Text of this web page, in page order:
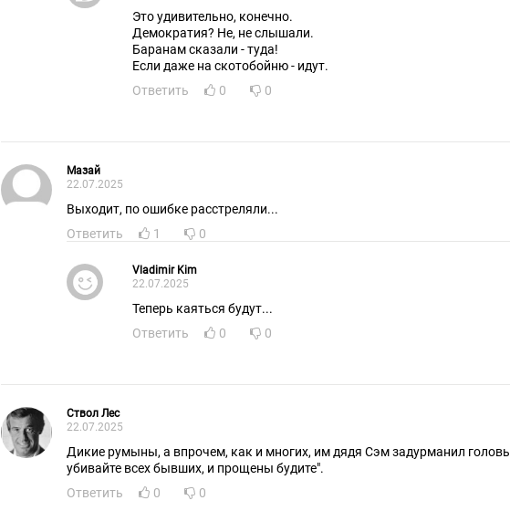
Это удивительно, конечно.
Демократия? Не, не слышали.
Баранам сказали - туда!
Если даже на скотобойню - идут.
Ответить
0 0
Мазай
22.07.2025
Выходит, по ошибке расстреляли...
Ответить
1 0
Vladimir Kim
22.07.2025
Теперь каяться будут...
Ответить
0 0
Ствол Лес
22.07.2025
Дикие румыны, а впрочем, как и многих, им дядя Сэм задурманил головы
убивайте всех бывших, и прощены будите".
Ответить
0 0